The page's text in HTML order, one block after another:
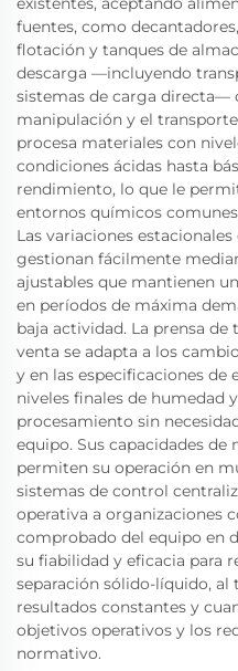
fuentes, como
flotación y tanques de
descarga —incluyendo
sistemas de carga directa—
manipulación y el
procesa materiales con
condiciones ácidas hasta
rendimiento, lo que le
entornos químicos
Las variaciones
gestionan fácilmente
ajustables que mantienen
en períodos de máxima
baja actividad. La prensa
venta se adapta a los
y en las especificaciones
niveles finales de humedad
procesamiento sin
equipo. Sus capacidades
permiten su operación en
sistemas de control
operativa a organizaciones
comprobado del equipo en
su fiabilidad y eficacia para
separación sólido-líquido,
resultados constantes y
objetivos operativos y los
normativo.